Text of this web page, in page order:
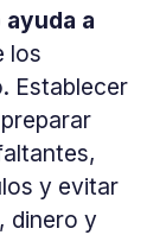
a
los
Establecer
y evitar
dinero y